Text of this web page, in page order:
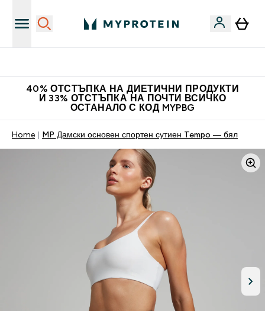
40% ОТСТЪПКА НА ДИЕТИЧНИ ПРОДУКТИ
И 33% ОТСТЪПКА НА ПОЧТИ ВСИЧКО
ОСТАНАЛО С КОД MYPBG
Home MP Дамски основен спортен сутиен Tempo — бял